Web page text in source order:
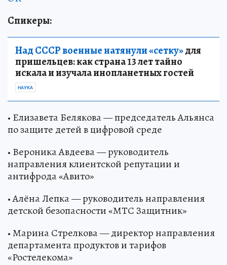
Спикеры:
Над СССР военные натянули «сетку»для
пришельцев: как страна 13 лет тайно
искала и изучала инопланетных гостей
НАУКА
• Елизавета Белякова — председатель Альянса
по защите детей в цифровой среде
• Вероника Авдеева — руководитель
направления клиентской репутации и
антифрода «Авито»
• Алёна Лепка — руководитель направления
детской безопасности «МТС Защитник»
• Марина Стрелкова — директор направления
департамента продуктов и тарифов
«Ростелекома»